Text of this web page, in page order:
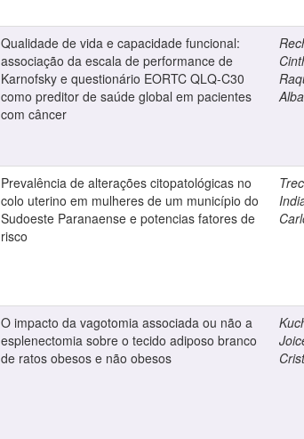
Qualidade de vida e capacidade funcional:
associação da escala de performance de
Karnofsky e questionário EORTC QLQ-C30
como preditor de saúde global em pacientes
com câncer
Alba
Prevalência de alterações citopatológicas no
colo uterino em mulheres de um município do
Sudoeste Paranaense e potencias fatores de
risco
O impacto da vagotomia associada ou não a
esplenectomia sobre o tecido adiposo branco
de ratos obesos e não obesos